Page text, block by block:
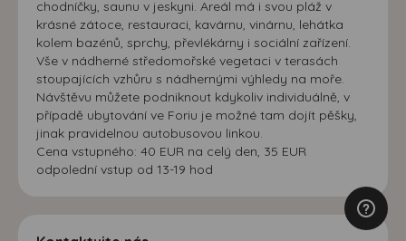
chodníčky, saunu v jeskyni. Areál má i svou pláž v
krásné zátoce, restauraci, kavárnu, vinárnu, lehátka
kolem bazénů, sprchy, převlékárny i sociální zařízení.
Vše v nádherné středomořské vegetaci v terasách
stoupajících vzhůru s nádhernými výhledy na moře.
Návštěvu můžete podniknout kdykoliv individuálně, v
případě ubytování ve Foriu je možné tam dojít pěšky,
jinak pravidelnou autobusovou linkou.
Cena vstupného: 40 EUR na celý den, 35 EUR
odpolední vstup od 13-19 hod